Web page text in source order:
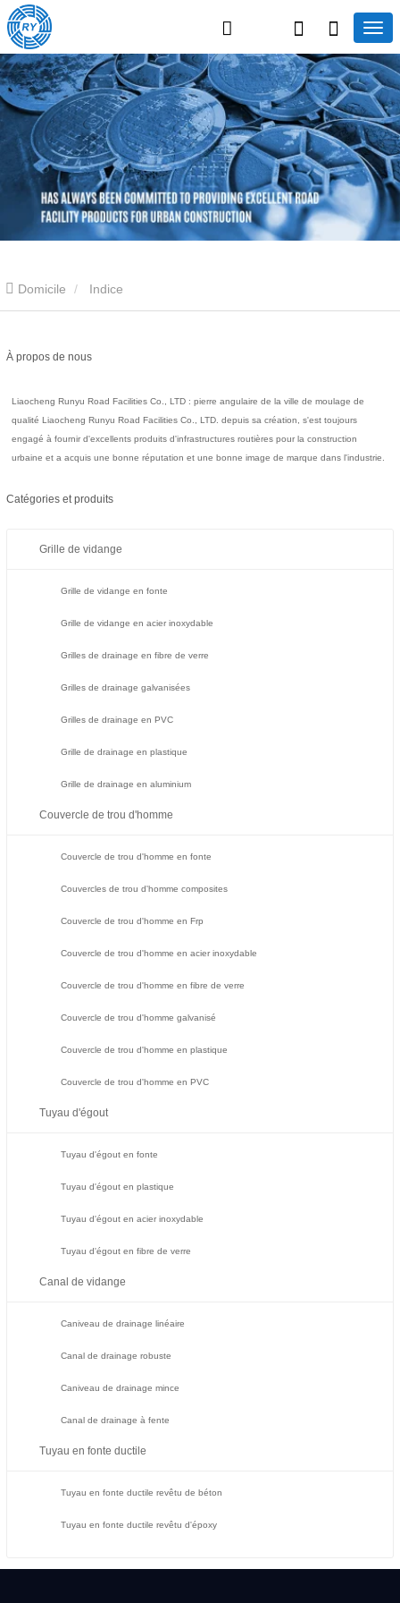
Domicile Indice
À propos de nous
Liaocheng Runyu Road Facilities Co., LTD : pierre angulaire de la ville de moulage de
qualité Liaocheng Runyu Road Facilities Co., LTD. depuis sa création, s'est toujours
engagé à fournir d'excellents produits d'infrastructures routières pour la construction
urbaine et a acquis une bonne réputation et une bonne image de marque dans l'industrie.
Catégories et produits
Grille de vidange
Grille de vidange en fonte
Grille de vidange en acier inoxydable
Grilles de drainage en fibre de verre
Grilles de drainage galvanisées
Grilles de drainage en PVC
Grille de drainage en plastique
Grille de drainage en aluminium
Couvercle de trou d'homme
Couvercle de trou d'homme en fonte
Couvercles de trou d'homme composites
Couvercle de trou d'homme en Frp
Couvercle de trou d'homme en acier inoxydable
Couvercle de trou d'homme en fibre de verre
Couvercle de trou d'homme galvanisé
Couvercle de trou d'homme en plastique
Couvercle de trou d'homme en PVC
Tuyau d'égout
Tuyau d'égout en fonte
Tuyau d'égout en plastique
Tuyau d'égout en acier inoxydable
Tuyau d'égout en fibre de verre
Canal de vidange
Caniveau de drainage linéaire
Canal de drainage robuste
Caniveau de drainage mince
Canal de drainage à fente
Tuyau en fonte ductile
Tuyau en fonte ductile revêtu de béton
Tuyau en fonte ductile revêtu d'époxy